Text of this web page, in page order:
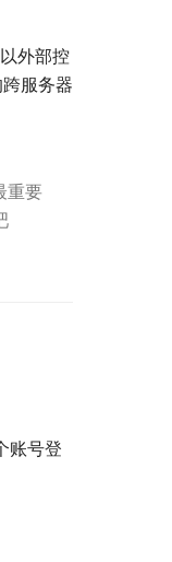
外部控
服务器
重要
账号登